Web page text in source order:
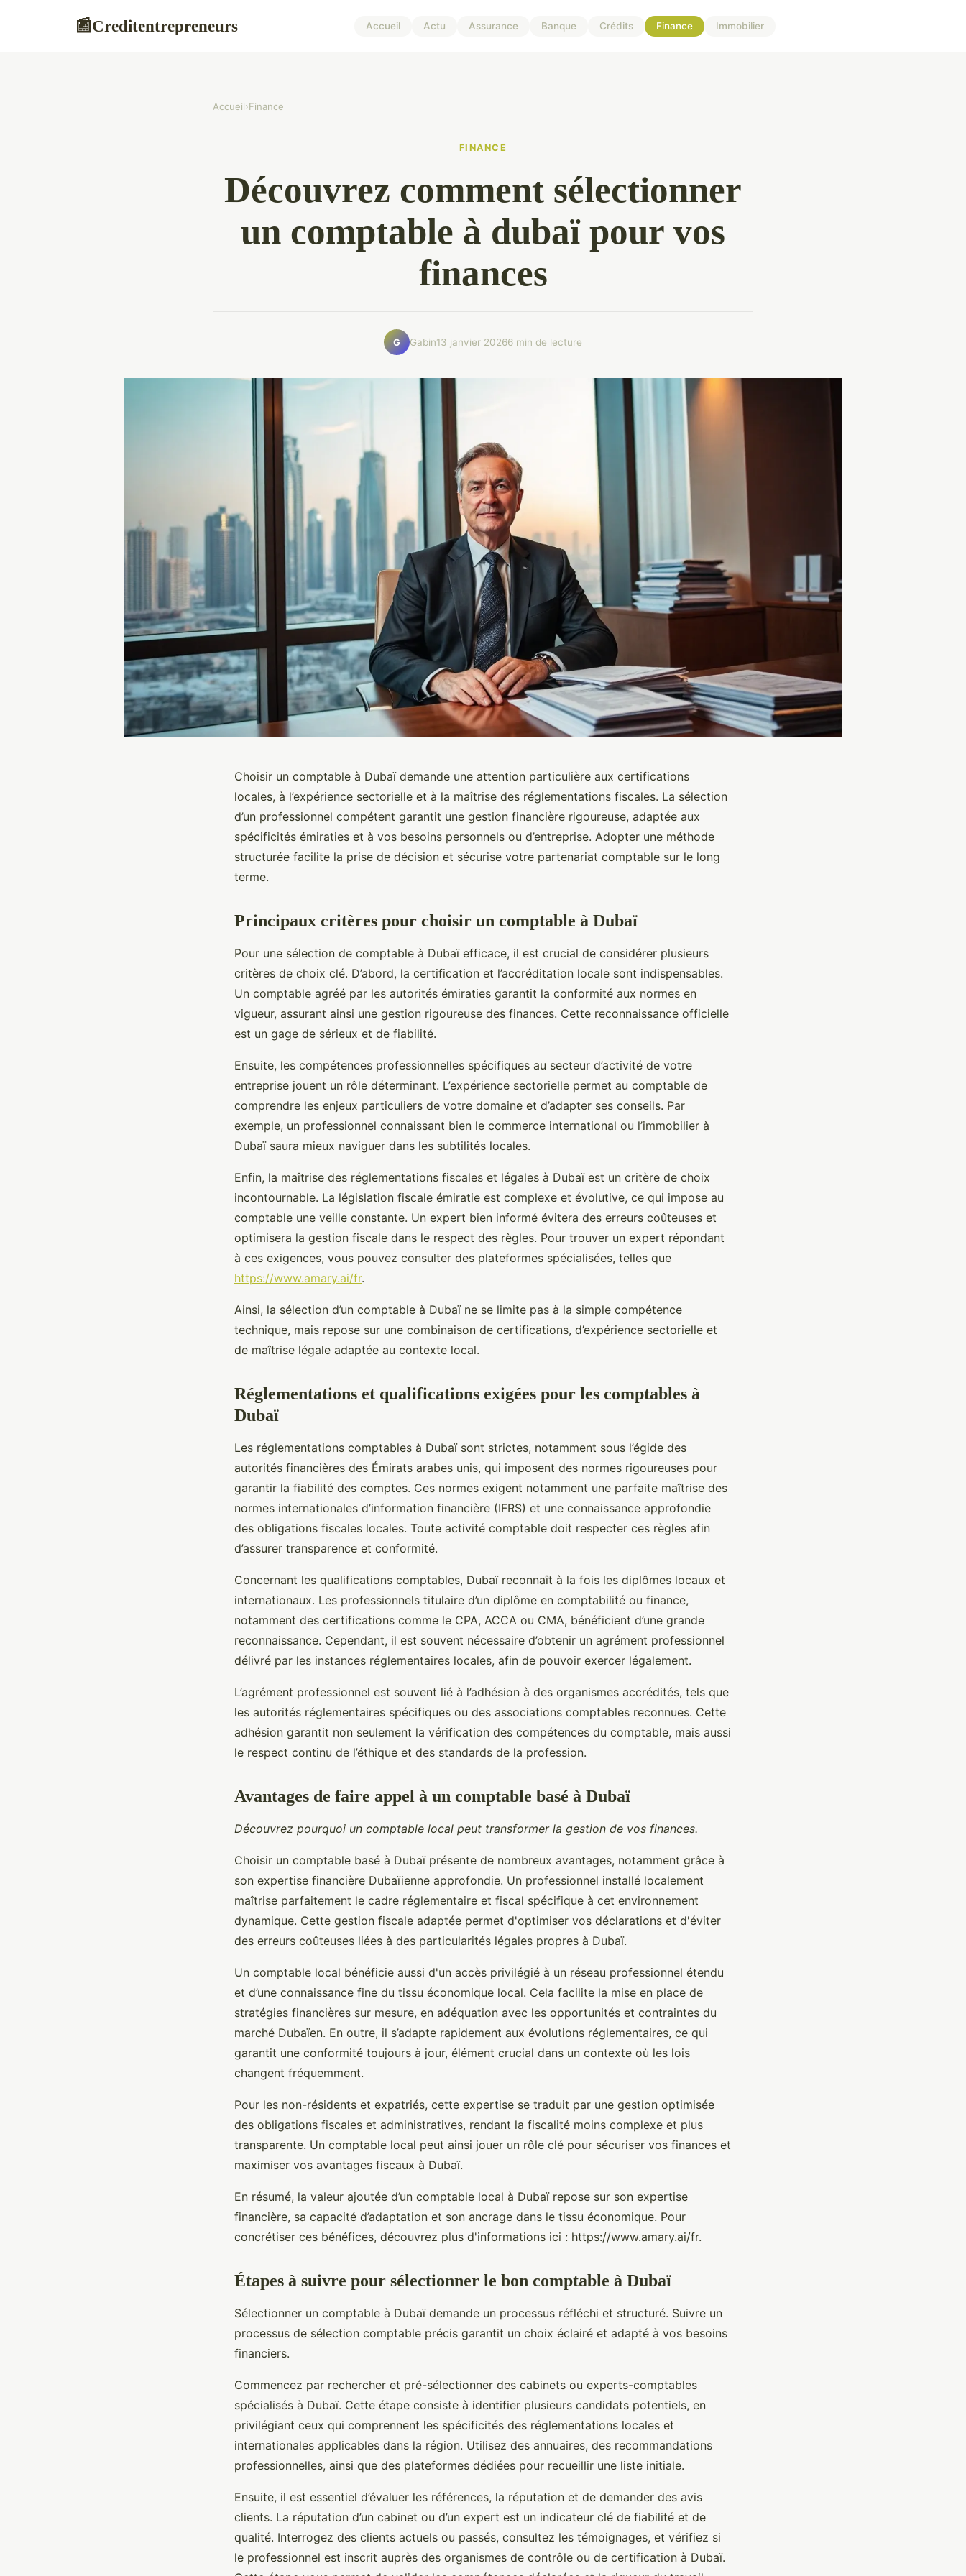
📰Creditentrepreneurs Accueil Actu Assurance Banque Crédits Finance Immobilier
Accueil›Finance
FINANCE
Découvrez comment sélectionner
un comptable à dubaï pour vos
finances
G Gabin13 janvier 20266 min de lecture
Choisir un comptable à Dubaï demande une attention particulière aux certifications
locales, à l’expérience sectorielle et à la maîtrise des réglementations fiscales. La sélection
d’un professionnel compétent garantit une gestion financière rigoureuse, adaptée aux
spécificités émiraties et à vos besoins personnels ou d’entreprise. Adopter une méthode
structurée facilite la prise de décision et sécurise votre partenariat comptable sur le long
terme.
Principaux critères pour choisir un comptable à Dubaï
Pour une sélection de comptable à Dubaï efficace, il est crucial de considérer plusieurs
critères de choix clé. D’abord, la certification et l’accréditation locale sont indispensables.
Un comptable agréé par les autorités émiraties garantit la conformité aux normes en
vigueur, assurant ainsi une gestion rigoureuse des finances. Cette reconnaissance officielle
est un gage de sérieux et de fiabilité.
Ensuite, les compétences professionnelles spécifiques au secteur d’activité de votre
entreprise jouent un rôle déterminant. L’expérience sectorielle permet au comptable de
comprendre les enjeux particuliers de votre domaine et d’adapter ses conseils. Par
exemple, un professionnel connaissant bien le commerce international ou l’immobilier à
Dubaï saura mieux naviguer dans les subtilités locales.
Enfin, la maîtrise des réglementations fiscales et légales à Dubaï est un critère de choix
incontournable. La législation fiscale émiratie est complexe et évolutive, ce qui impose au
comptable une veille constante. Un expert bien informé évitera des erreurs coûteuses et
optimisera la gestion fiscale dans le respect des règles. Pour trouver un expert répondant
à ces exigences, vous pouvez consulter des plateformes spécialisées, telles que
https://www.amary.ai/fr.
Ainsi, la sélection d’un comptable à Dubaï ne se limite pas à la simple compétence
technique, mais repose sur une combinaison de certifications, d’expérience sectorielle et
de maîtrise légale adaptée au contexte local.
Réglementations et qualifications exigées pour les comptables à
Dubaï
Les réglementations comptables à Dubaï sont strictes, notamment sous l’égide des
autorités financières des Émirats arabes unis, qui imposent des normes rigoureuses pour
garantir la fiabilité des comptes. Ces normes exigent notamment une parfaite maîtrise des
normes internationales d’information financière (IFRS) et une connaissance approfondie
des obligations fiscales locales. Toute activité comptable doit respecter ces règles afin
d’assurer transparence et conformité.
Concernant les qualifications comptables, Dubaï reconnaît à la fois les diplômes locaux et
internationaux. Les professionnels titulaire d’un diplôme en comptabilité ou finance,
notamment des certifications comme le CPA, ACCA ou CMA, bénéficient d’une grande
reconnaissance. Cependant, il est souvent nécessaire d’obtenir un agrément professionnel
délivré par les instances réglementaires locales, afin de pouvoir exercer légalement.
L’agrément professionnel est souvent lié à l’adhésion à des organismes accrédités, tels que
les autorités réglementaires spécifiques ou des associations comptables reconnues. Cette
adhésion garantit non seulement la vérification des compétences du comptable, mais aussi
le respect continu de l’éthique et des standards de la profession.
Avantages de faire appel à un comptable basé à Dubaï
Découvrez pourquoi un comptable local peut transformer la gestion de vos finances.
Choisir un comptable basé à Dubaï présente de nombreux avantages, notamment grâce à
son expertise financière Dubaïienne approfondie. Un professionnel installé localement
maîtrise parfaitement le cadre réglementaire et fiscal spécifique à cet environnement
dynamique. Cette gestion fiscale adaptée permet d'optimiser vos déclarations et d'éviter
des erreurs coûteuses liées à des particularités légales propres à Dubaï.
Un comptable local bénéficie aussi d'un accès privilégié à un réseau professionnel étendu
et d’une connaissance fine du tissu économique local. Cela facilite la mise en place de
stratégies financières sur mesure, en adéquation avec les opportunités et contraintes du
marché Dubaïen. En outre, il s’adapte rapidement aux évolutions réglementaires, ce qui
garantit une conformité toujours à jour, élément crucial dans un contexte où les lois
changent fréquemment.
Pour les non-résidents et expatriés, cette expertise se traduit par une gestion optimisée
des obligations fiscales et administratives, rendant la fiscalité moins complexe et plus
transparente. Un comptable local peut ainsi jouer un rôle clé pour sécuriser vos finances et
maximiser vos avantages fiscaux à Dubaï.
En résumé, la valeur ajoutée d’un comptable local à Dubaï repose sur son expertise
financière, sa capacité d’adaptation et son ancrage dans le tissu économique. Pour
concrétiser ces bénéfices, découvrez plus d'informations ici : https://www.amary.ai/fr.
Étapes à suivre pour sélectionner le bon comptable à Dubaï
Sélectionner un comptable à Dubaï demande un processus réfléchi et structuré. Suivre un
processus de sélection comptable précis garantit un choix éclairé et adapté à vos besoins
financiers.
Commencez par rechercher et pré-sélectionner des cabinets ou experts-comptables
spécialisés à Dubaï. Cette étape consiste à identifier plusieurs candidats potentiels, en
privilégiant ceux qui comprennent les spécificités des réglementations locales et
internationales applicables dans la région. Utilisez des annuaires, des recommandations
professionnelles, ainsi que des plateformes dédiées pour recueillir une liste initiale.
Ensuite, il est essentiel d’évaluer les références, la réputation et de demander des avis
clients. La réputation d’un cabinet ou d’un expert est un indicateur clé de fiabilité et de
qualité. Interrogez des clients actuels ou passés, consultez les témoignages, et vérifiez si
le professionnel est inscrit auprès des organismes de contrôle ou de certification à Dubaï.